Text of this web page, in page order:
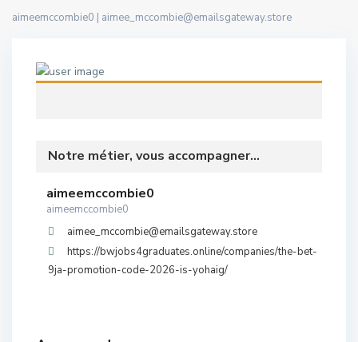
aimeemccombie0 | aimee_mccombie@emailsgateway.store
Notre métier, vous accompagner...
aimeemccombie0
aimeemccombie0
aimee_mccombie@emailsgateway.store
https://bwjobs4graduates.online/companies/the-bet-
9ja-promotion-code-2026-is-yohaig/